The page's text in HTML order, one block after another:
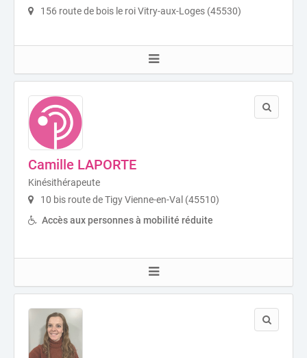
156 route de bois le roi Vitry-aux-Loges (45530)
Camille LAPORTE
Kinésithérapeute
10 bis route de Tigy Vienne-en-Val (45510)
Accès aux personnes à mobilité réduite